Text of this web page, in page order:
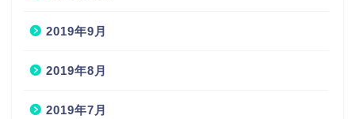
2019年9月
2019年8月
2019年7月